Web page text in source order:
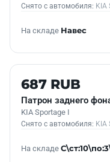
Снято с автомобиля: KIA
На складе Навес
Б/У В НАЛИЧИИ
687 RUB
Патрон заднего
KIA Sportage I
Снято с автомобиля: KIA
На складе